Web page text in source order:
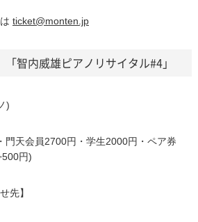
ticket@monten.jp
内威雄ピアノリサイタル#4」
)
門天会員2700円・学生2000円・ペア券
円)
先】